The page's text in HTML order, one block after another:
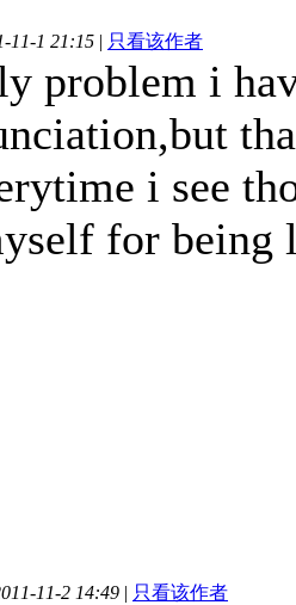
11-1 21:15 | 只看该作者
problem i
i see
for being
11-2 14:49 | 只看该作者